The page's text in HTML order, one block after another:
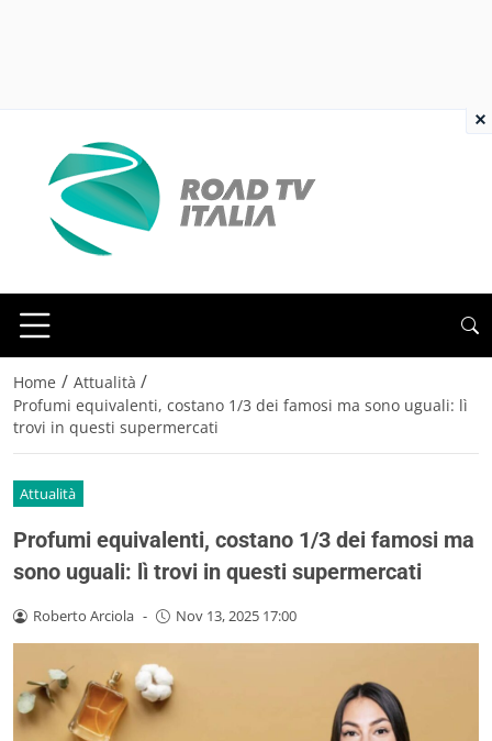
Home / Attualità /
Profumi equivalenti, costano 1/3 dei famosi ma sono uguali: lì
trovi in questi supermercati
Attualità
Profumi equivalenti, costano 1/3 dei famosi ma
sono uguali: lì trovi in questi supermercati
Roberto Arciola - Nov 13, 2025 17:00
×